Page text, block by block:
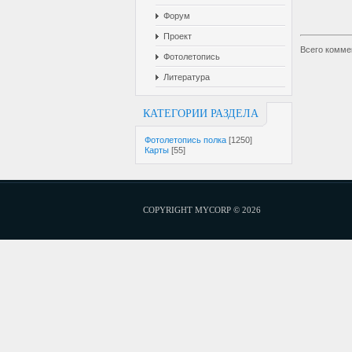
Форум
Проект
Фотолетопись
Литература
КАТЕГОРИИ РАЗДЕЛА
Фотолетопись полка [1250]
Карты [55]
Всего
COPYRIGHT MYCORP © 2026